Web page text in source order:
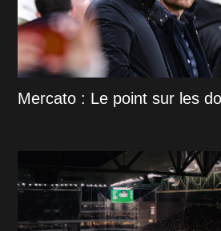
Mercato : Le point sur les